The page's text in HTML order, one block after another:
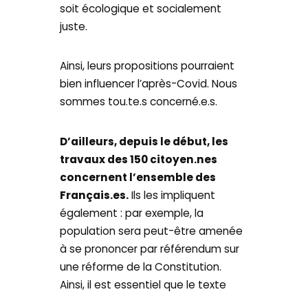
soit écologique et socialement
juste.
Ainsi, leurs propositions pourraient
bien influencer l’après-Covid. Nous
sommes tou.te.s concerné.e.s.
D’ailleurs, depuis le début, les
travaux des 150 citoyen.nes
concernent l’ensemble des
Français.es.Ils les impliquent
également : par exemple, la
population sera peut-être amenée
à se prononcer par référendum sur
une réforme de la Constitution.
Ainsi, il est essentiel que le texte